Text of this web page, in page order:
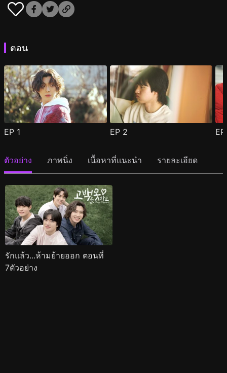
ตอน
EP 1 EP 2
ตัวอย่าง ภาพนิ่ง เนื้อหาที่แนะนำ รายละเอียด
รักแล้ว...ห้ามย้ายออก ตอนที่
7ตัวอย่าง